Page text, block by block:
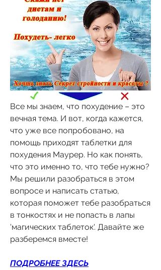
Все мы знаем, что похудение – это
вечная тема. И вот, когда кажется,
что уже все попробовано, на
помощь приходят таблетки для
похудения Маурер. Но как понять,
что это именно то, что тебе нужно?
Мы решили разобраться в этом
вопросе и написать статью,
которая поможет тебе разобраться
в тонкостях и не попасть в лапы
'магических таблеток'. Давайте же
разберемся вместе!
ПОДРОБНЕЕ ЗДЕСЬ